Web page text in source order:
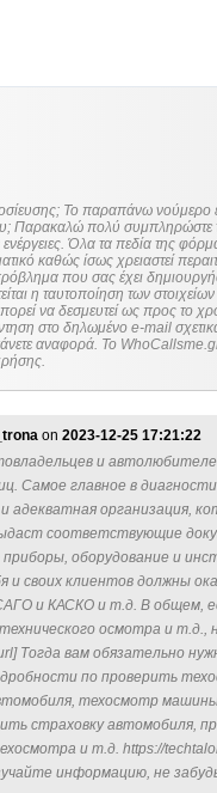
Το παραπάνω νούμερο
Παρακαλώ πολύ
Όλα τα πεδία της
καθώς ίσως χρειαστεί
που σας έχει
να δεσμευτεί ως προς το
στο δηλωμένο e-mail
αναφορά. Το WhoCallsme.gr
on 2023-12-25 17:21:22
и
Самое главное в
организация,
соответствующие
оборудование и
и своих клиентов должны
и КАСКО и т.д. В общем,
осмотра и т.д.,
Тогда вам обязательно
по проверить
техосмотр
страховку автомобиля,
и т.д. https://
информацию, не